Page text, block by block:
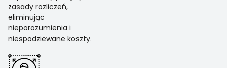
zasady rozliczeń,
eliminując
nieporozumienia i
niespodziewane koszty.